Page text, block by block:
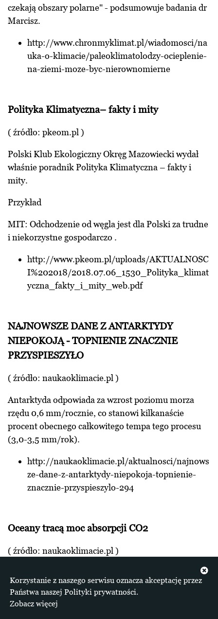
czekają obszary polarne" - podsumowuje badania dr
Marcisz.
http://www.chronmyklimat.pl/wiadomosci/na
uka-o-klimacie/paleoklimatolodzy-ocieplenie-
na-ziemi-moze-byc-nierownomierne
Polityka Klimatyczna– fakty i mity
( źródło: pkeom.pl )
Polski Klub Ekologiczny Okręg Mazowiecki wydał
właśnie poradnik Polityka Klimatyczna – fakty i
mity.
Przykład
MIT: Odchodzenie od węgla jest dla Polski za trudne
i niekorzystne gospodarczo .
http://www.pkeom.pl/uploads/AKTUALNOSC
I%202018/2018.07.06_1530_Polityka_klimat
yczna_fakty_i_mity_web.pdf
NAJNOWSZE DANE Z ANTARKTYDY
NIEPOKOJĄ - TOPNIENIE ZNACZNIE
PRZYSPIESZYŁO
( źródło: naukaoklimacie.pl )
Antarktyda odpowiada za wzrost poziomu morza
rzędu 0,6 mm/rocznie, co stanowi kilkanaście
procent obecnego całkowitego tempa tego procesu
(3,0-3,5 mm/rok).
http://naukaoklimacie.pl/aktualnosci/najnows
ze-dane-z-antarktydy-niepokoja-topnienie-
znacznie-przyspieszylo-294
Oceany tracą moc absorpcji CO2
( źródło: naukaoklimacie.pl )
wraz ze wzrostem temperatury wody wpływają na
fitoplankton, stanowiący podstawę morskiego cyklu
Korzystanie z naszego serwisu oznacza akceptację przez
Państwa naszej Polityki prywatności.
Zobacz więcej